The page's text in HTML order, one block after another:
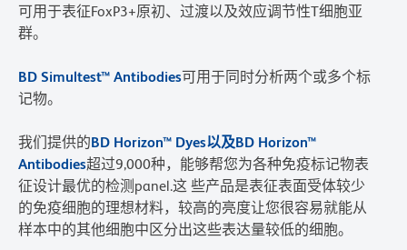
可用于表征FoxP3+原初、过渡以及效应调节性T细胞亚
群。
BD Simultest™ Antibodies可用于同时分析两个或多个标
记物。
我们提供的BD Horizon™ Dyes以及BD Horizon™
Antibodies超过9,000种，能够帮您为各种免疫标记物表
征设计最优的检测panel.这 些产品是表征表面受体较少
的免疫细胞的理想材料，较高的亮度让您很容易就能从
样本中的其他细胞中区分出这些表达量较低的细胞。